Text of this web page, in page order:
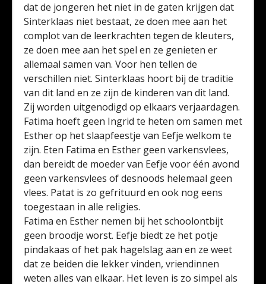
dat de jongeren het niet in de gaten krijgen dat
Sinterklaas niet bestaat, ze doen mee aan het
complot van de leerkrachten tegen de kleuters,
ze doen mee aan het spel en ze genieten er
allemaal samen van. Voor hen tellen de
verschillen niet. Sinterklaas hoort bij de traditie
van dit land en ze zijn de kinderen van dit land.
Zij worden uitgenodigd op elkaars verjaardagen.
Fatima hoeft geen Ingrid te heten om samen met
Esther op het slaapfeestje van Eefje welkom te
zijn. Eten Fatima en Esther geen varkensvlees,
dan bereidt de moeder van Eefje voor één avond
geen varkensvlees of desnoods helemaal geen
vlees. Patat is zo gefrituurd en ook nog eens
toegestaan in alle religies.
Fatima en Esther nemen bij het schoolontbijt
geen broodje worst. Eefje biedt ze het potje
pindakaas of het pak hagelslag aan en ze weet
dat ze beiden die lekker vinden, vriendinnen
weten alles van elkaar. Het leven is zo simpel als